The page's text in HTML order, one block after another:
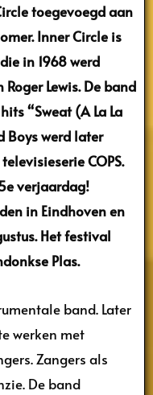
toegevoegd aan
Inner Circle is
in 1968 werd
Lewis. De band
“Sweat (A La La
Boys werd later
COPS.
verjaardag!
in Eindhoven en
Het festival
Plas.
band. Later
werken met
Zangers als
De band